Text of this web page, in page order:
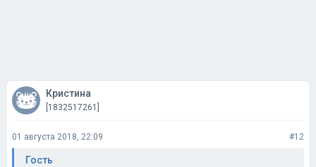
Кристина
[1832517261]
01 августа 2018, 22:09 #12
Гость